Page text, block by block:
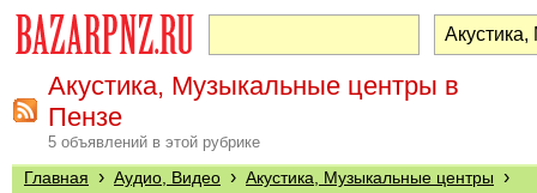
Акустика, Музыкальные центры в
Пензе
5 объявлений в этой рубрике
Главная › Аудио, Видео › Акустика, Музыкальные центры ›